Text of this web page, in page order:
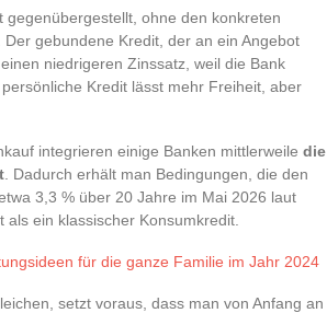
ohne den konkreten
gebundene Kredit, der an ein Angebot
niedrigeren Zinssatz, weil die Bank
Kredit lässt mehr Freiheit, aber
integrieren einige Banken mittlerweile die
. Dadurch erhält man Bedingungen, die den
3,3 % über 20 Jahre im Mai 2026 laut
ein klassischer Konsumkredit.
für die ganze Familie im Jahr 2024
setzt voraus, dass man von Anfang an